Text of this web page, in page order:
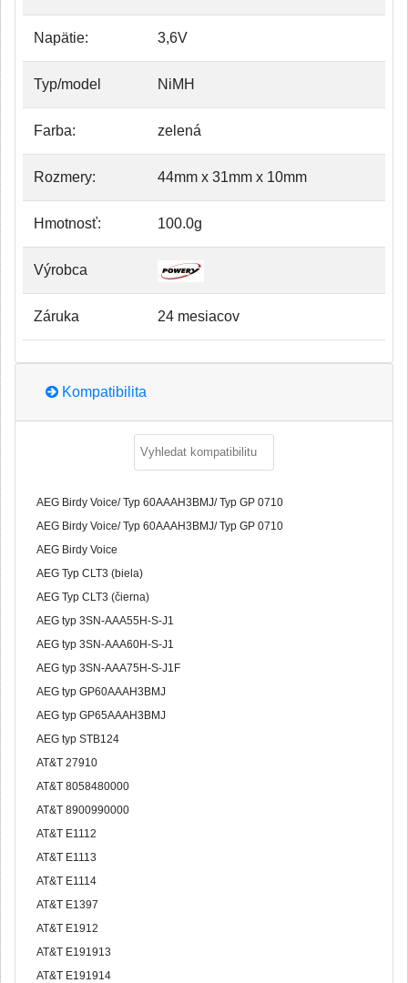
Napätie: 3,6V
Typ/model NiMH
Farba: zelená
Rozmery: 44mm x 31mm x 10mm
Hmotnosť: 100.0g
Výrobca
Záruka 24 mesiacov
Kompatibilita
AEG Birdy Voice/ Typ 60AAAH3BMJ/ Typ GP 0710
AEG Birdy Voice/ Typ 60AAAH3BMJ/ Typ GP 0710
AEG Birdy Voice
AEG Typ CLT3 (biela)
AEG Typ CLT3 (čierna)
AEG typ 3SN-AAA55H-S-J1
AEG typ 3SN-AAA60H-S-J1
AEG typ 3SN-AAA75H-S-J1F
AEG typ GP60AAAH3BMJ
AEG typ GP65AAAH3BMJ
AEG typ STB124
AT&T 27910
AT&T 8058480000
AT&T 8900990000
AT&T E1112
AT&T E1113
AT&T E1114
AT&T E1397
AT&T E1912
AT&T E191913
AT&T E191914